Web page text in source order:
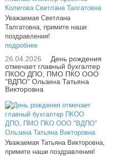
Уважаемая Светлана
Талгатовна, примите наши
поздравления!
подробнее
26.04.2026
День рождения
отмечает главный бухгалтер
ПКОО ДПО, ПМО ПКО ООО
"ВДПО" Ользина Татьяна
Викторовна
Уважаемая Татьяна Викторовна,
примите наши поздравления!